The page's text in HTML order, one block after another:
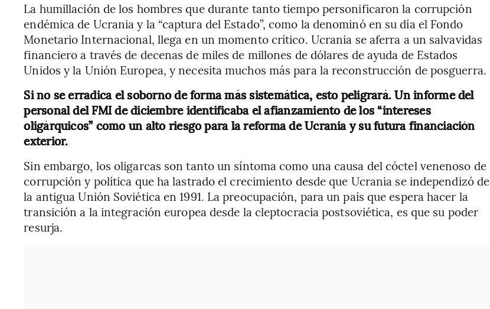
La humillación de los hombres que durante tanto tiempo personificaron la corrupción
endémica de Ucrania y la “captura del Estado”, como la denominó en su día el Fondo
Monetario Internacional, llega en un momento crítico. Ucrania se aferra a un salvavidas
financiero a través de decenas de miles de millones de dólares de ayuda de Estados
Unidos y la Unión Europea, y necesita muchos más para la reconstrucción de posguerra.
Si no se erradica el soborno de forma más sistemática, esto peligrará. Un informe del
personal del FMI de diciembre identificaba el afianzamiento de los “intereses
oligárquicos” como un alto riesgo para la reforma de Ucrania y su futura financiación
exterior.
Sin embargo, los oligarcas son tanto un síntoma como una causa del cóctel venenoso de
corrupción y política que ha lastrado el crecimiento desde que Ucrania se independizó de
la antigua Unión Soviética en 1991. La preocupación, para un país que espera hacer la
transición a la integración europea desde la cleptocracia postsoviética, es que su poder
resurja.